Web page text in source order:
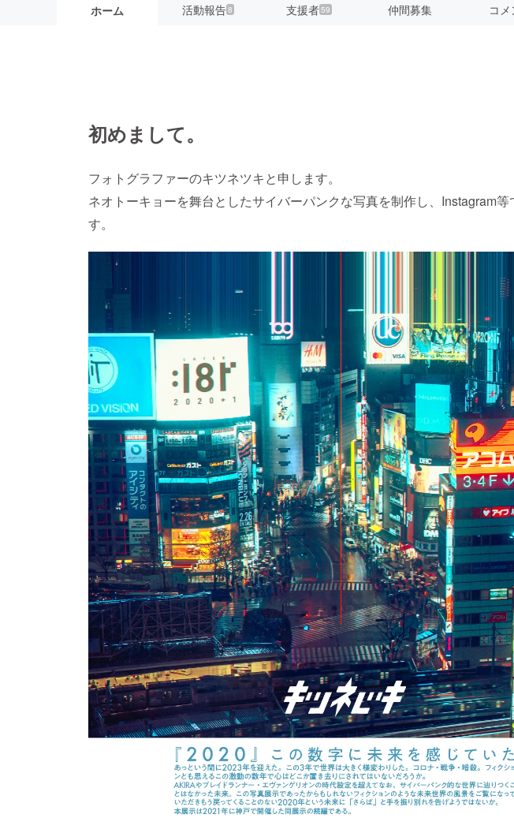
ホーム 活動報告8 支援者59 仲間募集 コメ
初めまして。
フォトグラファーのキツネツキと申します。
ネオトーキョーを舞台としたサイバーパンクな写真を制作し、Instagram等
す。